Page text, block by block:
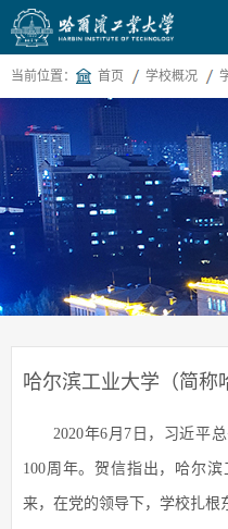
当前位置： 首页 学校概况
哈尔滨工业大学（简称
2020年6月7日，习近平
100周年。贺信指出，哈尔
来，在党的领导下，学校扎根